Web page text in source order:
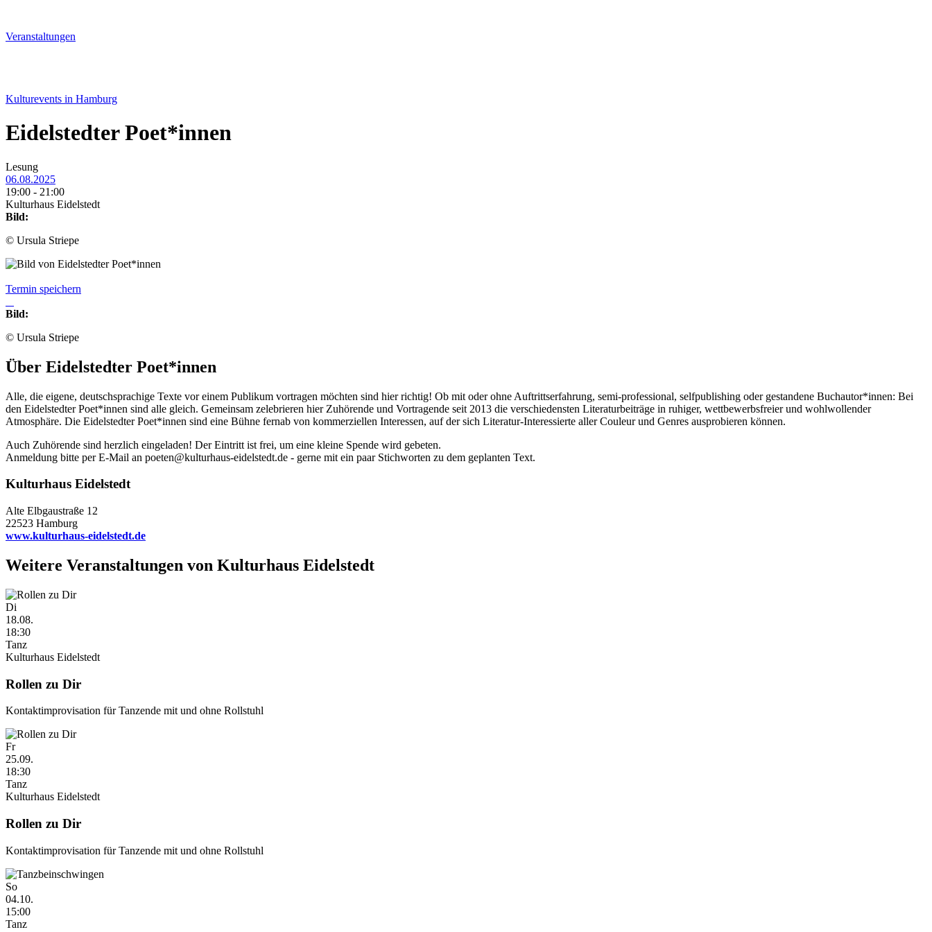
Veranstal­tungen
Kulturevents in Hamburg
Eidelstedter Poet*innen
Lesung
06.08.2025
19:00 - 21:00
Kulturhaus Eidelstedt
Bild:
© Ursula Striepe
Termin speichern
Bild:
© Ursula Striepe
Über Eidelstedter Poet*innen
Alle, die eigene, deutschsprachige Texte vor einem Publikum vortragen möchten sind hier richtig! Ob mit oder ohne Auftrittserfahrung, semi-professional, selfpublishing oder gestandene Buchautor*innen: Bei
den Eidelstedter Poet*innen sind alle gleich. Gemeinsam zelebrieren hier Zuhörende und Vortragende seit 2013 die verschiedensten Literaturbeiträge in ruhiger, wettbewerbsfreier und wohlwollender
Atmosphäre. Die Eidelstedter Poet*innen sind eine Bühne fernab von kommerziellen Interessen, auf der sich Literatur-Interessierte aller Couleur und Genres ausprobieren können.
Auch Zuhörende sind herzlich eingeladen! Der Eintritt ist frei, um eine kleine Spende wird gebeten.
Anmeldung bitte per E-Mail an poeten@kulturhaus-eidelstedt.de - gerne mit ein paar Stichworten zu dem geplanten Text.
Kulturhaus Eidelstedt
Alte Elbgaustraße 12
22523 Hamburg
www.kulturhaus-eidelstedt.de
Weitere Veranstaltungen von Kulturhaus Eidelstedt
Di
18.08.
18:30
Tanz
Kulturhaus Eidelstedt
Rollen zu Dir
Kontaktimprovisation für Tanzende mit und ohne Rollstuhl
Fr
25.09.
18:30
Tanz
Kulturhaus Eidelstedt
Rollen zu Dir
Kontaktimprovisation für Tanzende mit und ohne Rollstuhl
So
04.10.
15:00
Tanz